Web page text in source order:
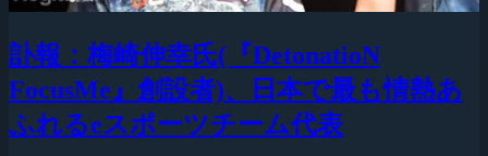
訃報：梅崎伸幸氏(『DetonatioN
FocusMe』創設者)、日本で最も情熱あ
ふれるeスポーツチーム代表